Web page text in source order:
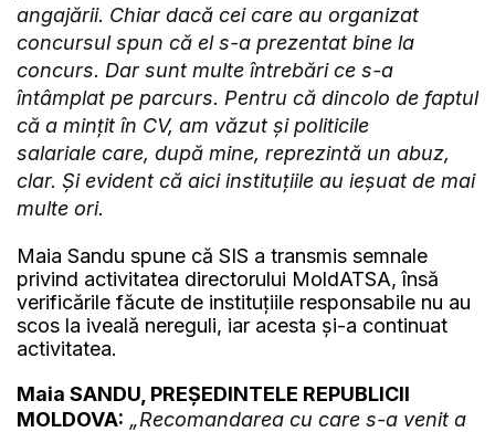
angajării. Chiar dacă cei care au organizat
concursul spun că el s-a prezentat bine la
concurs. Dar sunt multe întrebări ce s-a
întâmplat pe parcurs. Pentru că dincolo de faptul
că a mințit în CV, am văzut și politicile
salariale care, după mine, reprezintă un abuz,
clar. Și evident că aici instituțiile au ieșuat de mai
multe ori.
Maia Sandu spune că SIS a transmis semnale
privind activitatea directorului MoldATSA, însă
verificările făcute de instituțiile responsabile nu au
scos la iveală nereguli, iar acesta și-a continuat
activitatea.
Maia SANDU, PREȘEDINTELE REPUBLICII
MOLDOVA: „Recomandarea cu care s-a venit a